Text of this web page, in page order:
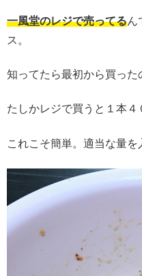
一風堂のレジで売ってるん
ス。
知ってたら最初から買った
たしかレジで買うと１本４
これこそ簡単。適当な量を